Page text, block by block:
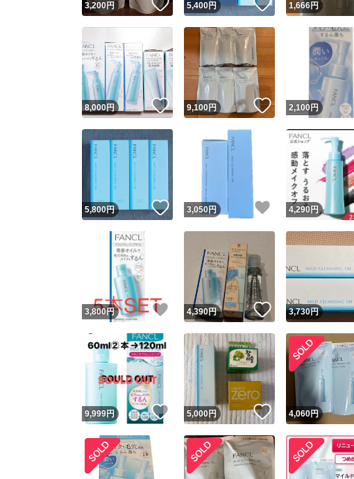
3,200円 いいね！
5,400円 いいね！
1,666円
8,000円 いいね！
9,100円 いいね！
2,100円
5,800円 いいね！
3,050円 いいね！
4,290 円
3,800円 いいね！
4,390円 いいね！
3,730円
9,999円 いいね！
5,000円 いいね！
4,060円